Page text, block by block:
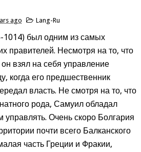
ago Lang-Ru
1014) был одним из самых
правителей. Несмотря на то, что
взял на себя управление
когда его предшественник
власть. Не смотря на то, что
рода, Самуил обладал
Очень скоро Болгария
почти всего Балканского
часть Греции и Фракии,